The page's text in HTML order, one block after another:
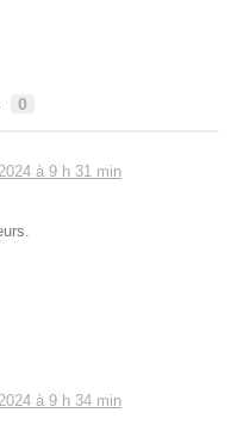
0
à 9 h 31 min
à 9 h 34 min